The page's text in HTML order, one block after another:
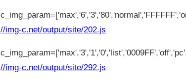
//img-c.net/output/site/202.js
//img-c.net/output/site/292.js